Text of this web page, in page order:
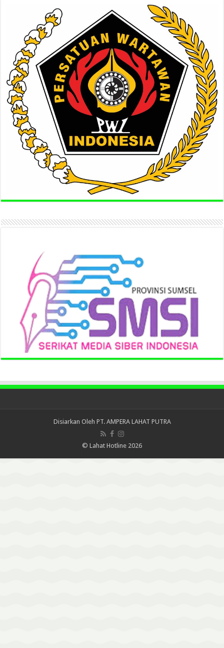
Disiarkan Oleh PT. AMPERA LAHAT PUTRA
© Lahat Hotline 2026